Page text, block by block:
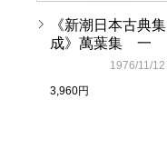
《新潮日本古典集
成》萬葉集 一
3,960円
1976/11/12